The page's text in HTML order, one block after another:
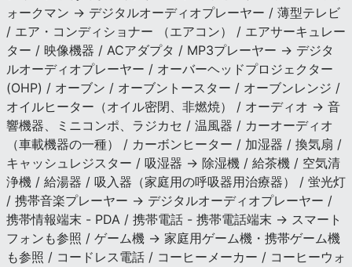
ォークマン → デジタルオーディオプレーヤー / 薄型テレビ
/ エア・コンディショナー （エアコン） / エアサーキュレー
ター / 映像機器 / ACアダプタ / MP3プレーヤー → デジタ
ルオーディオプレーヤー / オーバーヘッドプロジェクター
(OHP) / オーブン / オーブントースター / オーブンレンジ /
オイルヒーター（オイル密閉、非燃焼） / オーディオ → 音
響機器、ミニコンポ、ラジカセ / 温風器 / カーオーディオ
（車載機器の一種） / カーボンヒーター / 加湿器 / 換気扇 /
キャッシュレジスター / 吸湿器 → 除湿機 / 給茶機 / 空気清
浄機 / 給湯器 / 吸入器（家庭用の呼吸器用治療器） / 蛍光灯
/ 携帯音楽プレーヤー → デジタルオーディオプレーヤー /
携帯情報端末 - PDA / 携帯電話 - 携帯電話端末 → スマート
フォンも参照 / ゲーム機 → 家庭用ゲーム機・携帯ゲーム機
も参照 / コードレス電話 / コーヒーメーカー / コーヒーウォ